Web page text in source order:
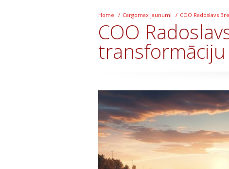
Home / Cargomax jaunumi / COO Radoslavs
COO